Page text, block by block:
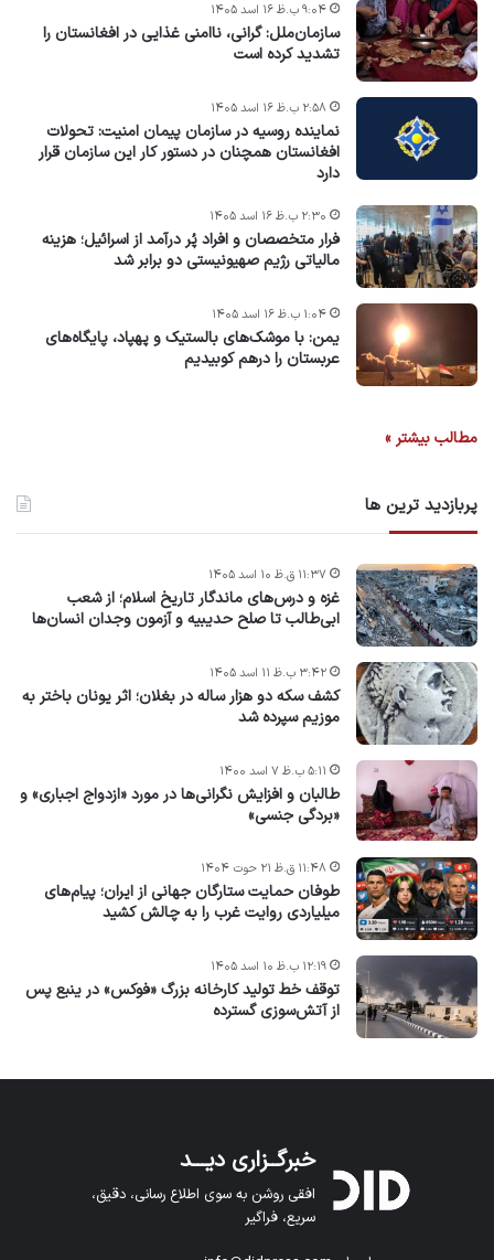
سازمان‌ملل: گرانی، ناامنی غذایی در افغانستان را
تشدید کرده است
۹:۰۴ ب.ظ ۱۶ اسد ۱۴۰۵
نماینده روسیه در سازمان پیمان امنیت: تحولات
افغانستان همچنان در دستور کار این سازمان قرار
دارد
۲:۵۸ ب.ظ ۱۶ اسد ۱۴۰۵
فرار متخصصان و افراد پُر درآمد از اسرائیل؛ هزینه
مالیاتی رژیم صهیونیستی دو برابر شد
۲:۳۰ ب.ظ ۱۶ اسد ۱۴۰۵
یمن: با موشک‌های بالستیک و پهپاد، پایگاه‌های
عربستان را درهم کوبیدیم
۱:۰۴ ب.ظ ۱۶ اسد ۱۴۰۵
مطالب بیشتر »
پربازدید ترین ها
غزه و درس‌های ماندگار تاریخ اسلام؛ از شعب
ابی‌طالب تا صلح حدیبیه و آزمون وجدان انسان‌ها
۱۱:۳۷ ق.ظ ۱۰ اسد ۱۴۰۵
کشف سکه دو هزار ساله در بغلان؛ اثر یونان باختر به
موزیم سپرده شد
۳:۴۲ ب.ظ ۱۱ اسد ۱۴۰۵
طالبان و افزایش نگرانی‌ها در مورد «ازدواج اجباری» و
«بردگی جنسی»
۵:۱۱ ب.ظ ۷ اسد ۱۴۰۰
طوفان حمایت ستارگان جهانی از ایران؛ پیام‌های
میلیاردی روایت غرب را به چالش کشید
۱۱:۴۸ ق.ظ ۲۱ حوت ۱۴۰۴
توقف خط تولید کارخانه بزرگ «فوکس» در ینبع پس
از آتش‌سوزی گسترده
۱۲:۱۹ ب.ظ ۱۰ اسد ۱۴۰۵
خبرگــزاری دیـــد
افقی روشن به سوی اطلاع رسانی، دقیق،
سریع، فراگیر